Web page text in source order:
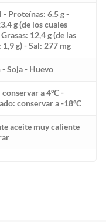
- Proteínas: 6.5 g -
g (de los cuales
12,4 g (de las
g) - Sal: 277 mg
- Soja - Huevo
a 4ºC -
conservar a -18ºC
aceite muy caliente